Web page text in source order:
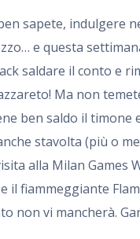
sapete, indulgere
e questa
saldare il conto e
Ma non
ben saldo il timone
stavolta (più o
alla Milan Games
il fiammeggiante
non vi mancherà.